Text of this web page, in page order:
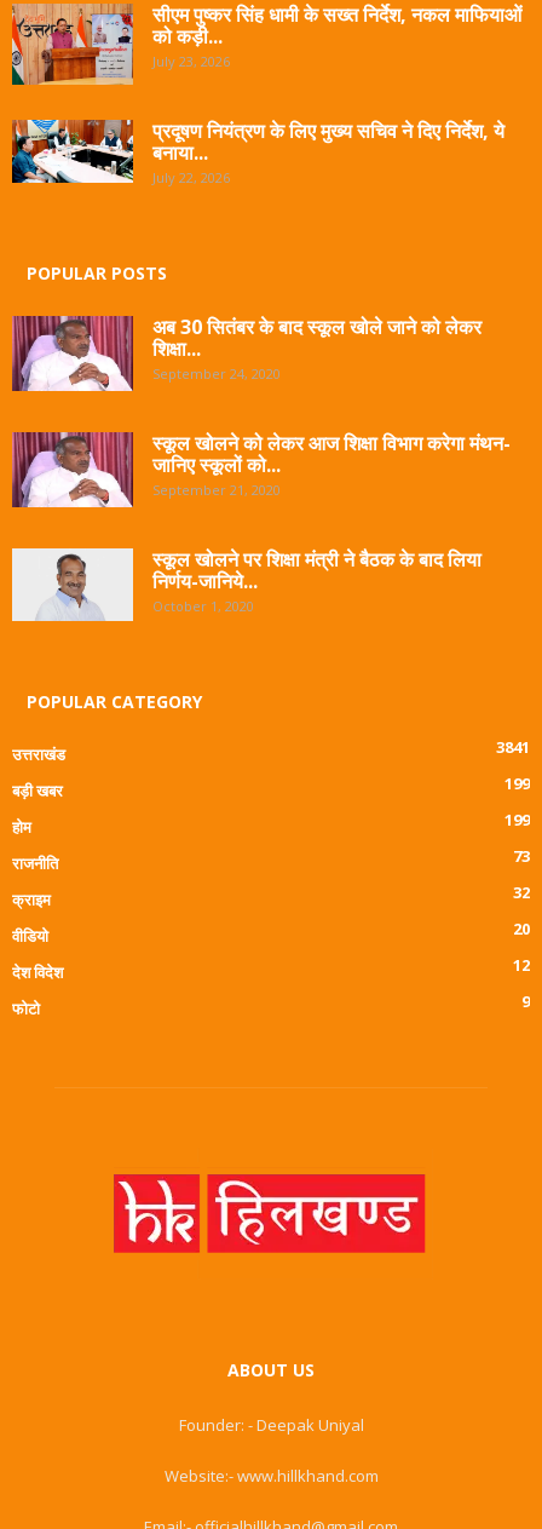
सीएम पुष्कर सिंह धामी के सख्त निर्देश, नकल माफियाओं
को कड़ी...
July 23, 2026
प्रदूषण नियंत्रण के लिए मुख्य सचिव ने दिए निर्देश, ये
बनाया...
July 22, 2026
POPULAR POSTS
अब 30 सितंबर के बाद स्कूल खोले जाने को लेकर
शिक्षा...
September 24, 2020
स्कूल खोलने को लेकर आज शिक्षा विभाग करेगा मंथन-
जानिए स्कूलों को...
September 21, 2020
स्कूल खोलने पर शिक्षा मंत्री ने बैठक के बाद लिया
निर्णय-जानिये...
October 1, 2020
POPULAR CATEGORY
उत्तराखंड
3841
बड़ी खबर
199
होम
199
राजनीति
73
क्राइम
32
वीडियो
20
देश विदेश
12
फोटो
9
ABOUT US
Founder: - Deepak Uniyal
Website:- www.hillkhand.com